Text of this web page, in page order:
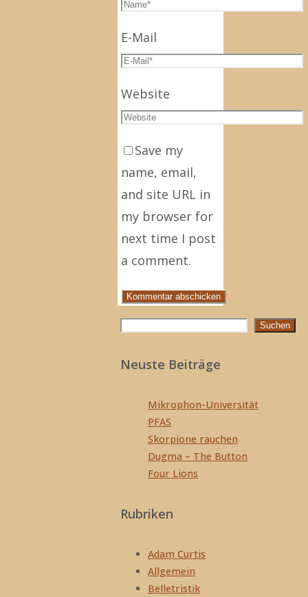
E-Mail
Website
Save my
name, email,
and site URL in
my browser for
next time I post
a comment.
Suchen
Neuste Beiträge
Mikrophon-Universität
PFAS
Skorpione rauchen
Dugma – The Button
Four Lions
Rubriken
Adam Curtis
Allgemein
Belletristik